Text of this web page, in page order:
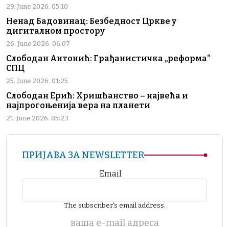
29. June 2026. 05:10
Ненад Бадовинац: Безбедност Цркве у
дигиталном простору
26. June 2026. 06:07
Слободан Антонић: Грађанистичка „реформа“
СПЦ
25. June 2026. 01:25
Слободан Ерић: Хришћанство – највећа и
најпрогоњенија вера на планети
21. June 2026. 05:23
ПРИЈАВА ЗА NEWSLETTER
Email
The subscriber's email address.
ваша е-mail адреса